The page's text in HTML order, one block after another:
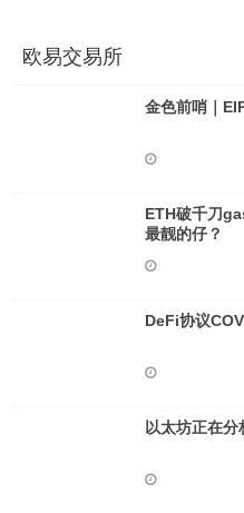
欧易交易所
金色前哨｜
ETH破千刀
最靓的仔？
DeFi协议
以太坊正在